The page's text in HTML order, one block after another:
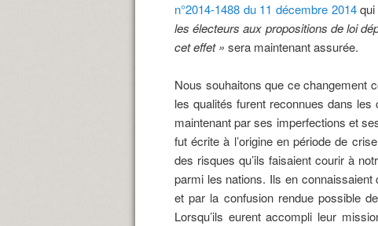
n°2014-1488 du 11 décembre 2014
les électeurs aux propositions de loi
cet effet » sera maintenant assurée.
Nous souhaitons que ce changement
les qualités furent reconnues dans
maintenant par ses imperfections et
fut écrite à l’origine en période de
des risques qu’ils faisaient courir à
parmi les nations. Ils en connaissaient
et par la confusion rendue possible
Lorsqu’ils eurent accompli leur